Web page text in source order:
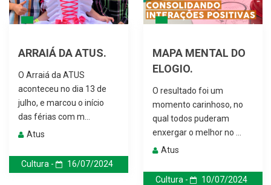
ARRAIÁ DA ATUS.
O Arraiá da ATUS
aconteceu no dia 13 de
julho, e marcou o início
das férias com m...
Atus
Cultura - 16/07/2024
MAPA MENTAL DO
ELOGIO.
O resultado foi um
momento carinhoso, no
qual todos puderam
enxergar o melhor no ...
Atus
Cultura - 10/07/2024